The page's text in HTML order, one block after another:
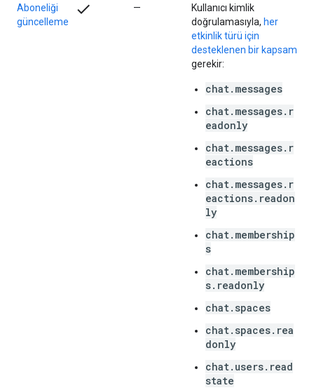
Aboneliği
güncelleme
check —
Kullanıcı kimlik
doğrulamasıyla, her
etkinlik türü için
desteklenen bir kapsam
gerekir:
chat.messages
chat.messages.r
eadonly
chat.messages.r
eactions
chat.messages.r
eactions.readon
ly
chat.membership
s
chat.membership
s.readonly
chat.spaces
chat.spaces.rea
donly
chat.users.read
state